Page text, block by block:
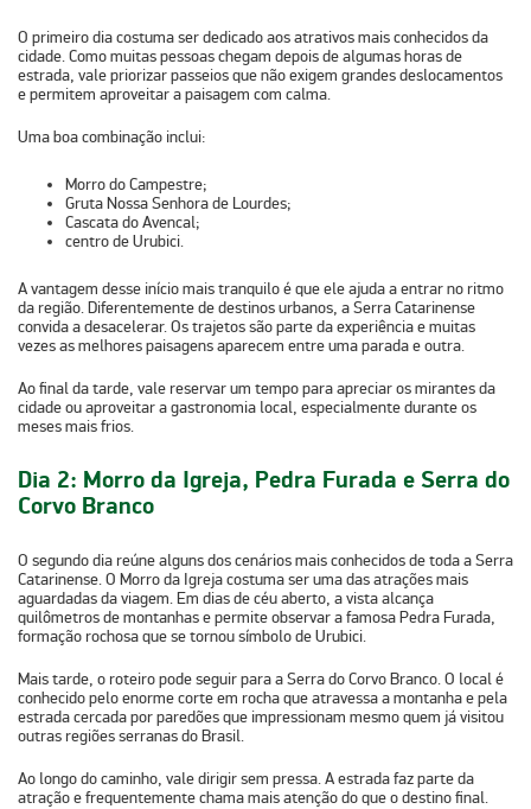
O primeiro dia costuma ser dedicado aos atrativos mais conhecidos da
cidade. Como muitas pessoas chegam depois de algumas horas de
estrada, vale priorizar passeios que não exigem grandes deslocamentos
e permitem aproveitar a paisagem com calma.
Uma boa combinação inclui:
Morro do Campestre;
Gruta Nossa Senhora de Lourdes;
Cascata do Avencal;
centro de Urubici.
A vantagem desse início mais tranquilo é que ele ajuda a entrar no ritmo
da região. Diferentemente de destinos urbanos, a Serra Catarinense
convida a desacelerar.Os trajetos são parte da experiência e muitas
vezes as melhores paisagens aparecem entre uma parada e outra.
Ao final da tarde, vale reservar um tempo para apreciar os mirantes da
cidade ou aproveitar a gastronomia local, especialmente durante os
meses mais frios.
Dia 2: Morro da Igreja, Pedra Furada e Serra do
Corvo Branco
O segundo dia reúne alguns dos cenários mais conhecidos de toda a Serra
Catarinense. O Morro da Igreja costuma ser uma das atrações mais
aguardadas da viagem.Em dias de céu aberto, a vista alcança
quilômetros de montanhas e permite observar a famosa Pedra Furada,
formação rochosa que se tornou símbolo de Urubici.
Mais tarde, o roteiro pode seguir para a Serra do Corvo Branco. O local é
conhecido peloenorme corte em rocha que atravessa a montanha e pela
estrada cercada por paredõesque impressionam mesmo quem já visitou
outras regiões serranas do Brasil.
Ao longo do caminho, vale dirigir sem pressa. A estrada faz parte da
atração e frequentemente chama mais atenção do que o destino final.